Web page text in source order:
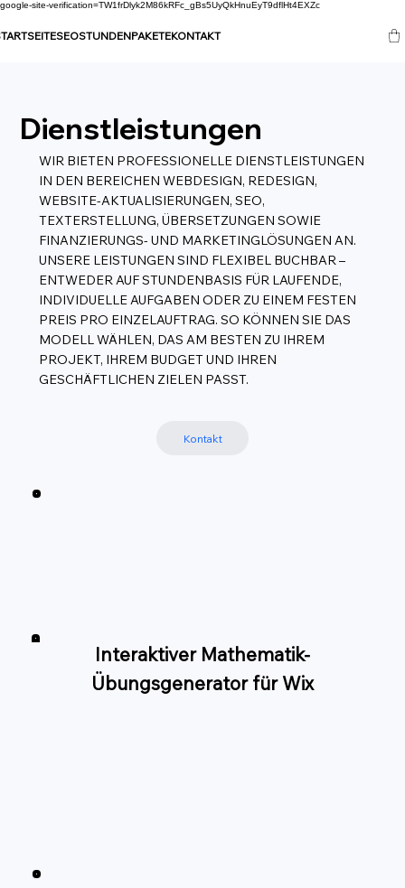
google-site-verification=TW1frDlyk2M86kRFc_gBs5UyQkHnuEyT9dflHt4EXZc
SEOSTUNDENPAKETEKONTAKT
Dienstleistungen
WIR BIETEN PROFESSIONELLE DIENSTLEISTUNGEN
IN DEN BEREICHEN WEBDESIGN, REDESIGN,
WEBSITE-AKTUALISIERUNGEN, SEO,
TEXTERSTELLUNG, ÜBERSETZUNGEN SOWIE
FINANZIERUNGS- UND MARKETINGLÖSUNGEN AN.
UNSERE LEISTUNGEN SIND FLEXIBEL BUCHBAR –
ENTWEDER AUF STUNDENBASIS FÜR LAUFENDE,
INDIVIDUELLE AUFGABEN ODER ZU EINEM FESTEN
PREIS PRO EINZELAUFTRAG. SO KÖNNEN SIE DAS
MODELL WÄHLEN, DAS AM BESTEN ZU IHREM
PROJEKT, IHREM BUDGET UND IHREN
GESCHÄFTLICHEN ZIELEN PASST.
Kontakt
Interaktiver Mathematik-
Übungsgenerator für Wix